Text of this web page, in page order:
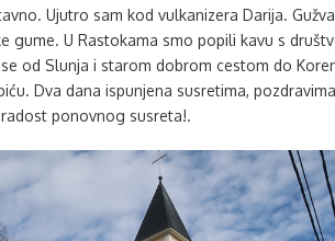
Ujutro sam kod vulkanizera Darija.
gume. U Rastokama smo popili kavu s
od Slunja i starom dobrom cestom do
Dva dana ispunjena susretima,
ponovnog susreta!.